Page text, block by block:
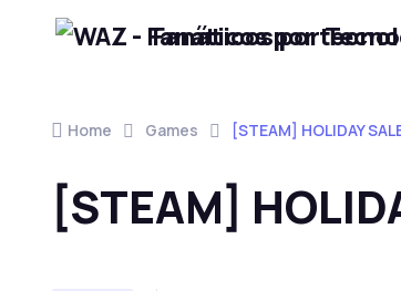
Skip to navigation
Skip to contentFanáticos por
Home Games [STEAM] HOLIDAY
[STEAM]